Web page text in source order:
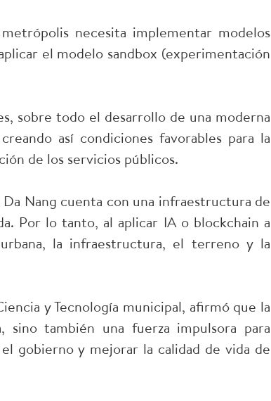
necesita implementar modelos
el modelo sandbox (experimentación
sobre todo el desarrollo de una moderna
así condiciones favorables para la
de los servicios públicos.
Nang cuenta con una infraestructura de
Por lo tanto, al aplicar IA o blockchain a
la infraestructura, el terreno y la
y Tecnología municipal, afirmó que la
también una fuerza impulsora para
gobierno y mejorar la calidad de vida de